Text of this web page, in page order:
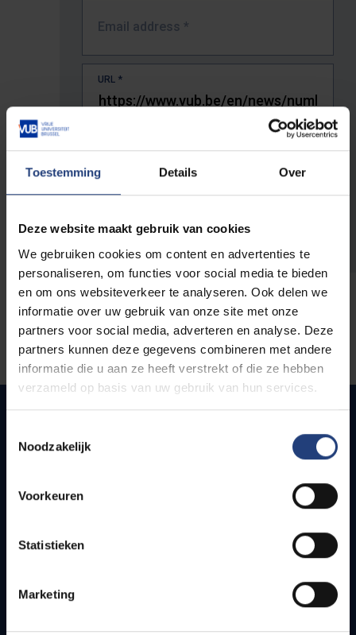
Toestemming Details Over
Deze website maakt gebruik van cookies
We gebruiken cookies om content en advertenties te
personaliseren, om functies voor social media te bieden
en om ons websiteverkeer te analyseren. Ook delen we
informatie over uw gebruik van onze site met onze
partners voor social media, adverteren en analyse. Deze
partners kunnen deze gegevens combineren met andere
informatie die u aan ze heeft verstrekt of die ze hebben
verzameld op basis van uw gebruik van hun services.
Noodzakelijk
Voorkeuren
Statistieken
Marketing
Email address *
URL *
The full URL of the page where you encountered the error.
Quick links
How to get to the VUB campuses